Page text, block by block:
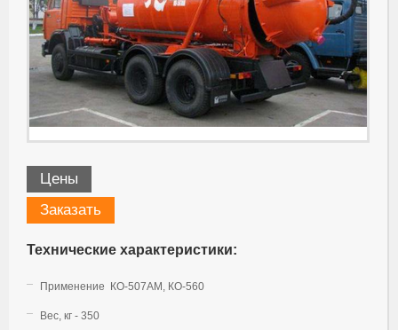
Цены
Заказать
Технические характеристики:
Применение КО-507АМ, КО-560
Вес, кг - 350